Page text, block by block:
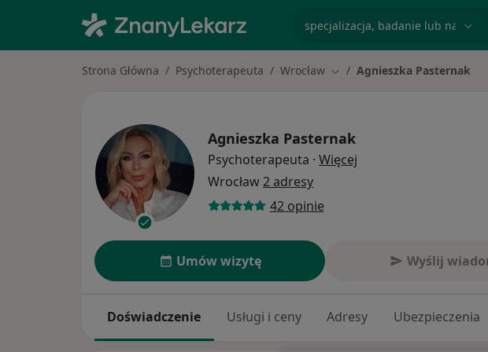
Strona Główna Psychoterapeuta Wrocław Zmień miasto
Agnieszka Pasternak
Agnieszka Pasternak
Psychoterapeuta · Więcej
Wrocław2 adresy
42 opinie
Umów wizytę Wyślij
Doświadczenie Usługi i ceny Adresy Ubezpieczenia